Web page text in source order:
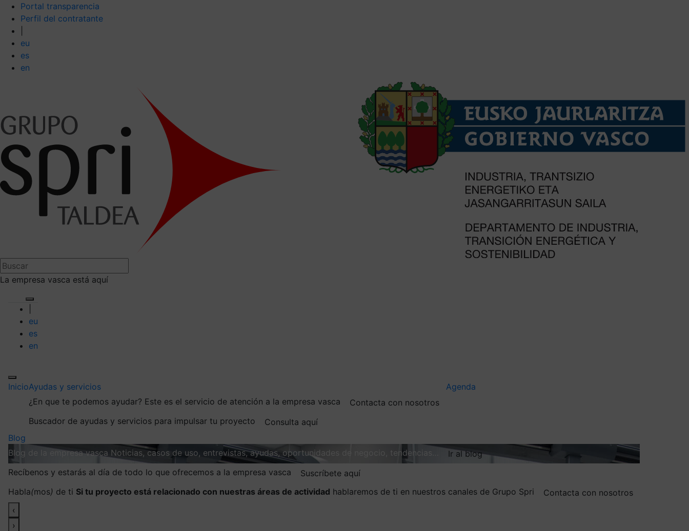
Portal transparencia
Perfil del contratante
eu
es
en
La empresa vasca está aquí
eu
es
en
InicioAyudas y servicios
¿En que te podemos ayudar? Este es el servicio de atención a la empresa vasca
Contacta con nosotros
Buscador de ayudas y servicios para impulsar tu proyecto
Consulta aquí
Agenda
Blog
Blog de la empresa vasca Noticias, casos de uso, entrevistas, ayudas, oportunidades de negocio, tendencias…
Ir al blog
Recíbenos y estarás al día de todo lo que ofrecemos a la empresa vasca
Suscríbete aquí
Habla(mos) de ti Si tu proyecto está relacionado con nuestras áreas de actividad hablaremos de ti en nuestros canales de Grupo Spri
Contacta con nosotros
‹
›